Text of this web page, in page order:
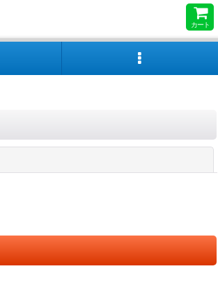
カート